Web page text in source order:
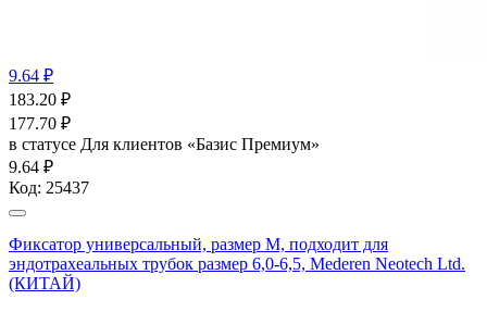
9.64 ₽
183.20 ₽
177.70 ₽
в статусе Для клиентов «Базис Премиум»
9.64 ₽
Код: 25437
Фиксатор универсальный, размер М, подходит для
эндотрахеальных трубок размер 6,0-6,5, Mederen Neotech Ltd.
(КИТАЙ)